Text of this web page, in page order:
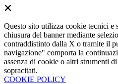
Questo sito utilizza cookie tecnici e
chiusura del banner mediante
contraddistinto dalla X o tramite il
navigazione" comporta la
assenza di cookie o altri strumenti
sopracitati.
COOKIE POLICY